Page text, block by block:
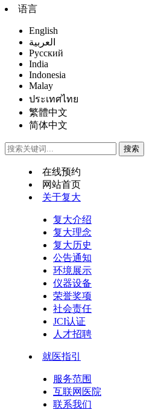
语言
English
العربية
Русский
India
Indonesia
Malay
ประเทศไทย
繁體中文
简体中文
在线预约
网站首页
关于复大
复大介绍
复大理念
复大历史
公告通知
环境展示
仪器设备
荣誉奖项
社会责任
JCI认证
人才招聘
就医指引
服务范围
互联网医院
联系我们